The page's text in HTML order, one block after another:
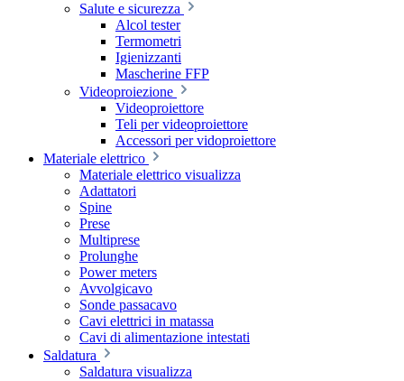
Salute e sicurezza
Alcol tester
Termometri
Igienizzanti
Mascherine FFP
Videoproiezione
Videoproiettore
Teli per videoproiettore
Accessori per vidoproiettore
Materiale elettrico
Materiale elettrico visualizza
Adattatori
Spine
Prese
Multiprese
Prolunghe
Power meters
Avvolgicavo
Sonde passacavo
Cavi elettrici in matassa
Cavi di alimentazione intestati
Saldatura
Saldatura visualizza